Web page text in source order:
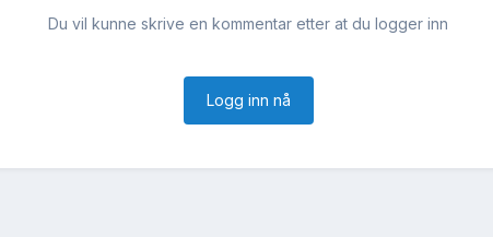
Du vil kunne skrive en kommentar etter at du logger inn
Logg inn nå